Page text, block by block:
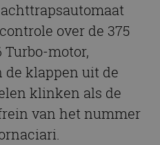
over de 375
Turbo-motor,
de klappen uit de
klinken als de
van het nummer